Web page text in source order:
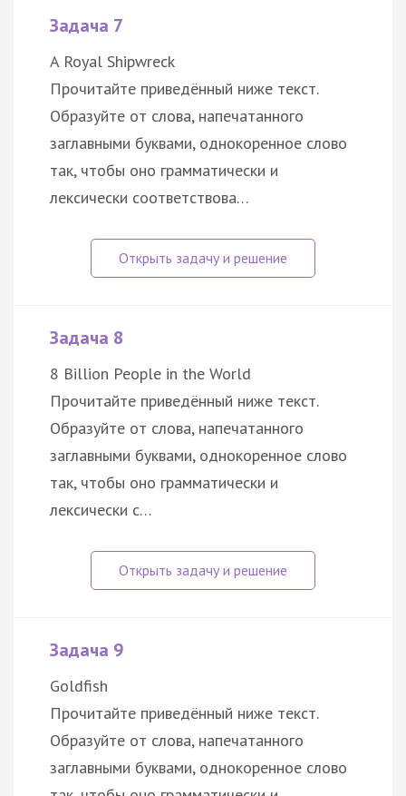
Задача 7
A Royal Shipwreck
Прочитайте приведённый ниже текст.
Образуйте от слова, напечатанного
заглавными буквами, однокоренное слово
так, чтобы оно грамматически и
лексически соответствова…
Задача 8
8 Billion People in the World
Прочитайте приведённый ниже текст.
Образуйте от слова, напечатанного
заглавными буквами, однокоренное слово
так, чтобы оно грамматически и
лексически с…
Задача 9
Goldfish
Прочитайте приведённый ниже текст.
Образуйте от слова, напечатанного
заглавными буквами, однокоренное слово